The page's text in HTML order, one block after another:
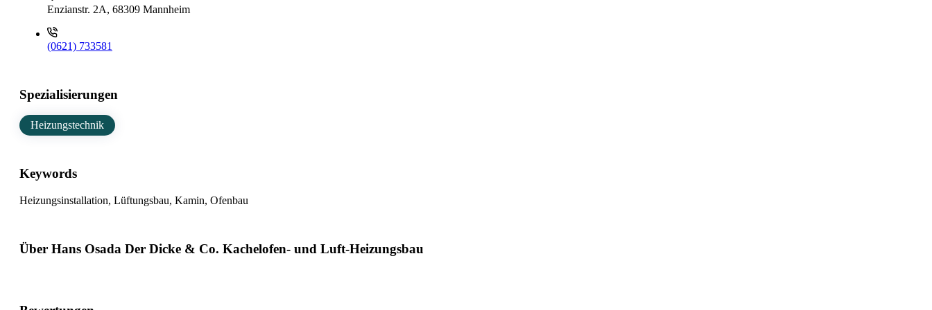
Enzianstr. 2A, 68309 Mannheim
(0621) 733581
Spezialisierungen
Heizungstechnik
Keywords
Heizungsinstallation, Lüftungsbau, Kamin, Ofenbau
Über Hans Osada Der Dicke & Co. Kachelofen- und Luft-Heizungsbau